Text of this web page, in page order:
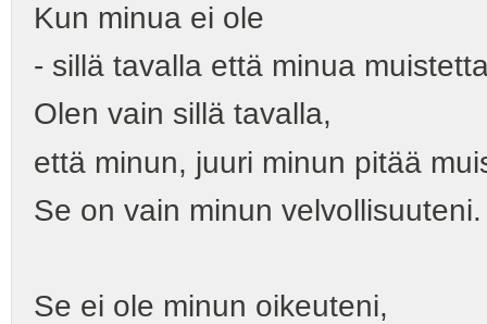
Kun minua ei ole
- sillä tavalla että minua
Olen vain sillä tavalla,
että minun, juuri minun pitää
Se on vain minun velvollisuuteni.
Se ei ole minun oikeuteni,